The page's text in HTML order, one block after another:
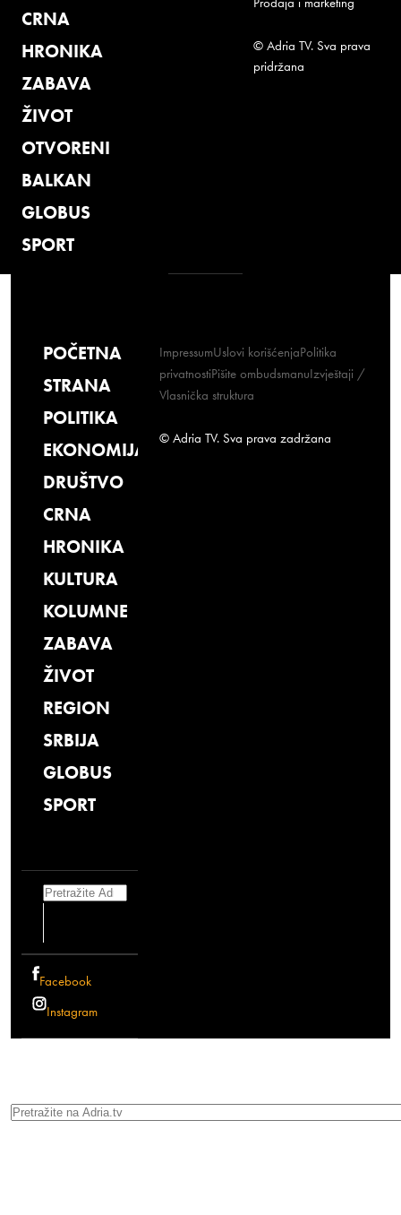
CRNA
HRONIKA
ZABAVA
ŽIVOT
OTVORENI
BALKAN
GLOBUS
SPORT
© Adria TV. Sva prava
pridržana
POČETNA
STRANA
POLITIKA
EKONOMIJA
DRUŠTVO
CRNA
HRONIKA
KULTURA
KOLUMNE
ZABAVA
ŽIVOT
REGION
SRBIJA
GLOBUS
SPORT
Search
Facebook
Instagram
ImpressumUslovi korišćenjaPolitika
privatnostiPišite ombudsmanuIzvještaji /
Vlasnička struktura
© Adria TV. Sva prava zadržana
Search